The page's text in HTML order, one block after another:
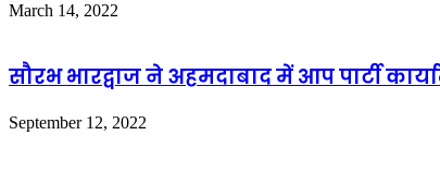
March 14, 2022
सौरभ भारद्वाज ने अहमदाबाद में आप पार्टी
September 12, 2022